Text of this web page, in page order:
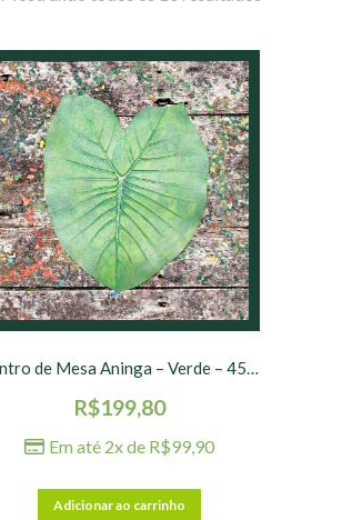
Centro de Mesa Aninga – Verde – 45 x 50 cm
R$199,80
Em até 2x de R$99,90
Adicionar ao carrinho